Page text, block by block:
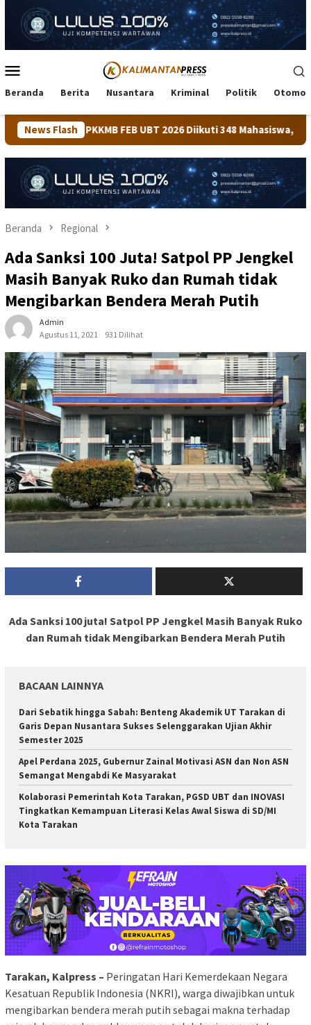
konten
Mobile
Beranda Berita Nusantara Kriminal Politik
News Flash
UBT 2026 Diikuti 348 Mahasiswa, Dirangkaikan dengan
Beranda Regional
Ada Sanksi 100 Juta! Satpol PP Jengkel
Masih Banyak Ruko dan Rumah tidak
Mengibarkan Bendera Merah Putih
Admin
Agustus 11, 2021
931 Dilihat
Ada Sanksi 100 juta! Satpol PP Jengkel Masih Banyak Ruko
dan Rumah tidak Mengibarkan Bendera Merah Putih
BACAAN LAINNYA
Dari Sebatik hingga Sabah: Benteng Akademik UT Tarakan di
Garis Depan Nusantara Sukses Selenggarakan Ujian Akhir
Semester 2025
Apel Perdana 2025, Gubernur Zainal Motivasi ASN dan Non ASN
Semangat Mengabdi Ke Masyarakat
Kolaborasi Pemerintah Kota Tarakan, PGSD UBT dan INOVASI
Tingkatkan Kemampuan Literasi Kelas Awal Siswa di SD/MI
Kota Tarakan
Tarakan, Kalpress – Peringatan Hari Kemerdekaan Negara
Kesatuan Republik Indonesia (NKRI), warga diwajibkan untuk
mengibarkan bendera merah putih sebagai makna terhadap